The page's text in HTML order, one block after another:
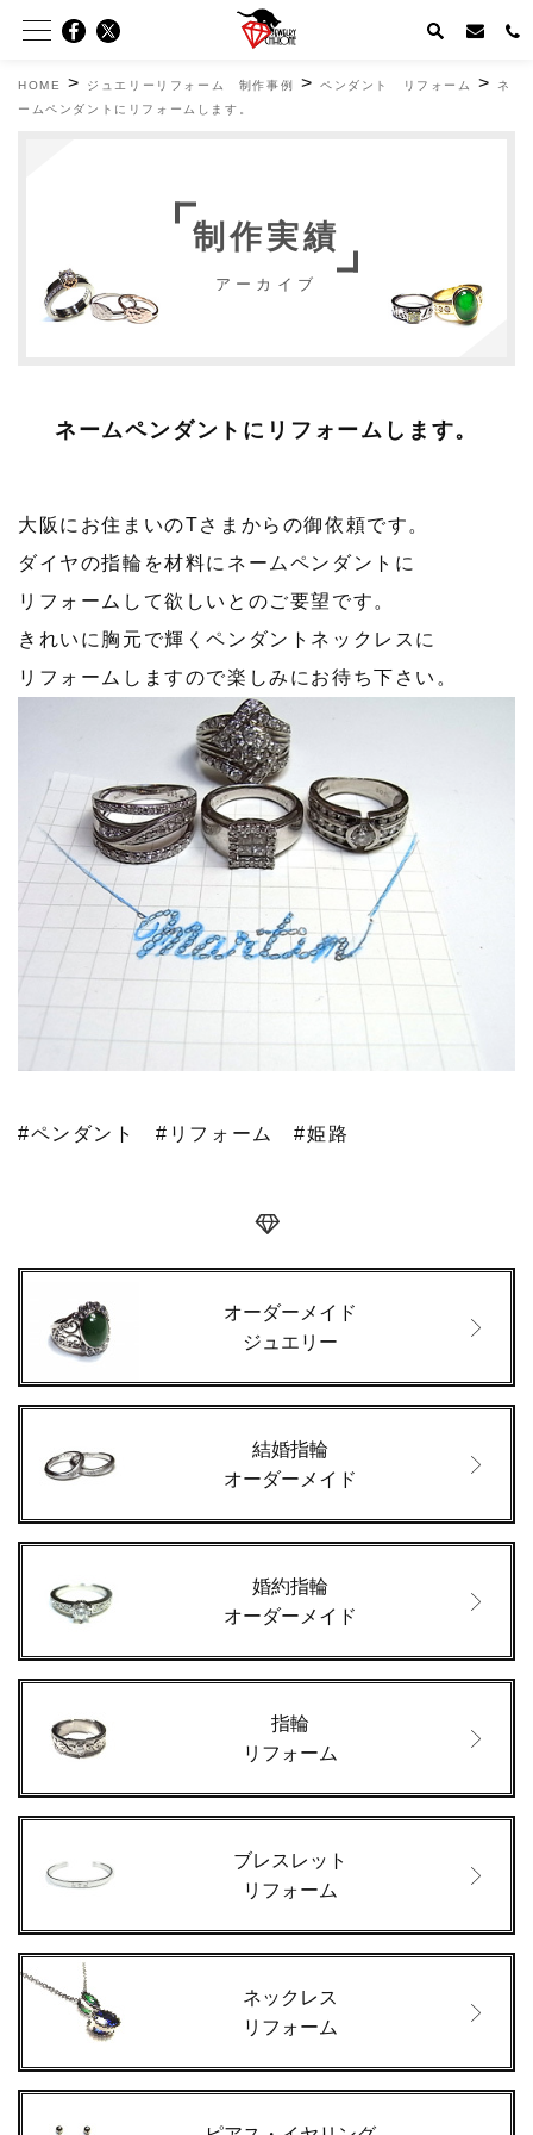
HOME > ジュエリーリフォーム 制作事例 >ペンダント リフォーム >
ネ
ームペンダントにリフォームします。
制作実績
アーカイブ
ネームペンダントにリフォームします。
大阪にお住まいのTさまからの御依頼です。
ダイヤの指輪を材料にネームペンダントに
リフォームして欲しいとのご要望です。
きれいに胸元で輝くペンダントネックレスに
リフォームしますので楽しみにお待ち下さい。
#ペンダント #リフォーム #姫路
オーダーメイド
ジュエリー
結婚指輪
オーダーメイド
婚約指輪
オーダーメイド
指輪
リフォーム
ブレスレット
リフォーム
ネックレス
リフォーム